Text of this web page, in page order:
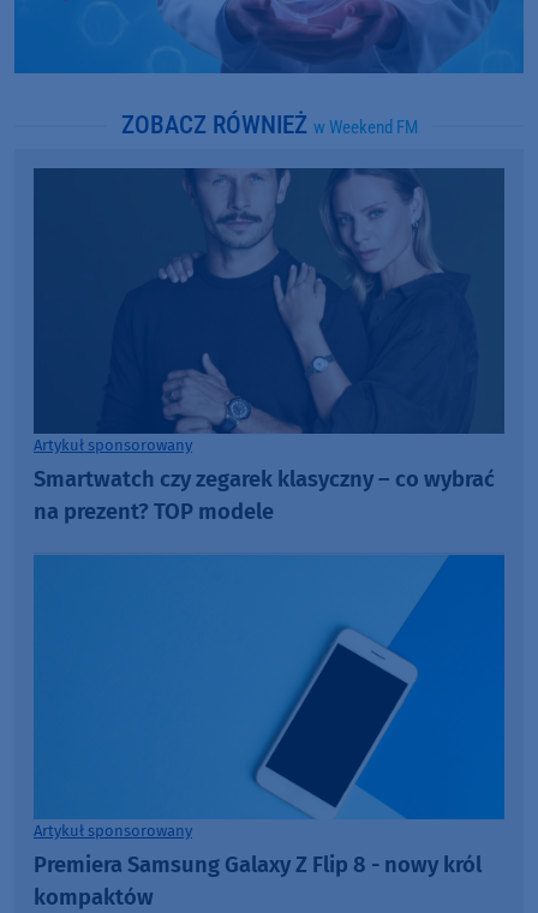
ZOBACZ RÓWNIEŻ w Weekend FM
Artykuł sponsorowany
Smartwatch czy zegarek klasyczny – co wybrać
na prezent? TOP modele
Artykuł sponsorowany
Premiera Samsung Galaxy Z Flip 8 - nowy król
kompaktów